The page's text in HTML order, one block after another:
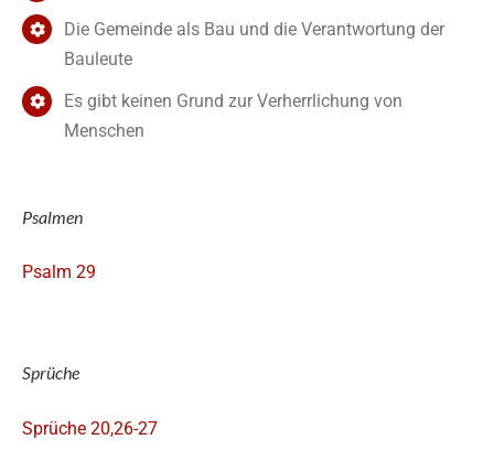
Die Gemeinde als Bau und die Verantwortung der
Bauleute
Es gibt keinen Grund zur Verherrlichung von
Menschen
Psalmen
Psalm 29
Sprüche
Sprüche 20,26-27